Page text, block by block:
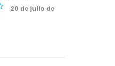
20 de julio de